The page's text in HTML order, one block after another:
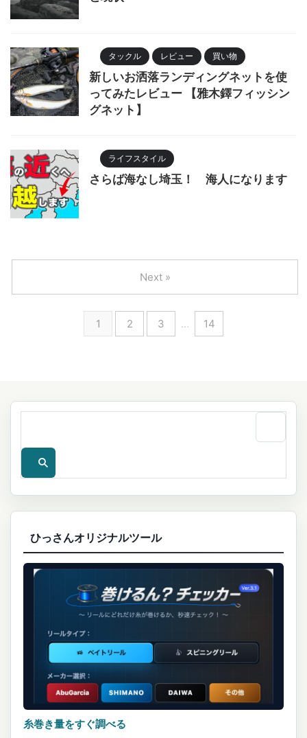
タックル レビュー 買い物
新しいお洒落ランディングネットを使
ってみたレビュー 【雅木鐸フィッシン
グネット】
ライフスタイル
さらば海なし埼玉！ 海人になります
1 2 3 … 14
Next »
ひっさんオリジナルツール
糸巻き量をすぐ調べる